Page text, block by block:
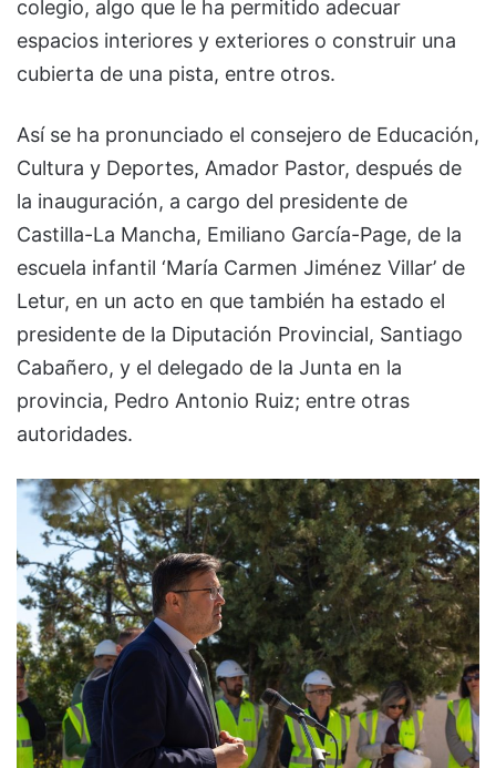
colegio, algo que le ha permitido adecuar
espacios interiores y exteriores o construir una
cubierta de una pista, entre otros.
Así se ha pronunciado el consejero de Educación,
Cultura y Deportes, Amador Pastor, después de
la inauguración, a cargo del presidente de
Castilla-La Mancha, Emiliano García-Page, de la
escuela infantil ‘María Carmen Jiménez Villar’ de
Letur, en un acto en que también ha estado el
presidente de la Diputación Provincial, Santiago
Cabañero, y el delegado de la Junta en la
provincia, Pedro Antonio Ruiz; entre otras
autoridades.